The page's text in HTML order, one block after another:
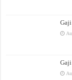
Gaji